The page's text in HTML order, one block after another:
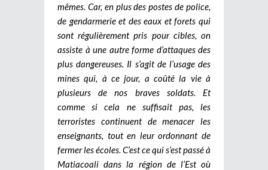
mêmes. Car, en plus des postes de police,
de gendarmerie et des eaux et forets qui
sont régulièrement pris pour cibles, on
assiste à une autre forme d’attaques des
plus dangereuses. Il s’agit de l’usage des
mines qui, à ce jour, a coûté la vie à
plusieurs de nos braves soldats. Et
comme si cela ne suffisait pas, les
terroristes continuent de menacer les
enseignants, tout en leur ordonnant de
fermer les écoles. C’est ce qui s’est passé à
Matiacoali dans la région de l’Est où